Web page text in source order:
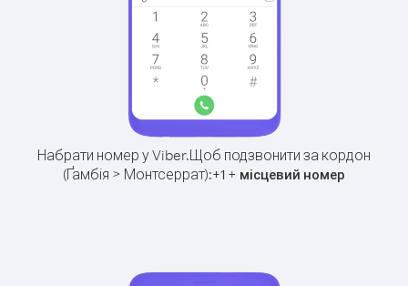
Набрати номер у Viber.Щоб подзвонити за кордон
(Ґамбія > Монтсеррат):+1 + місцевий номер